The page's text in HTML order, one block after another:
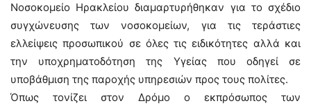
Νοσοκομείο Ηρακλείου διαμαρτυρήθηκαν για το σχέδιο
συγχώνευσης των νοσοκομείων, για τις τεράστιες
ελλείψεις προσωπικού σε όλες τις ειδικότητες αλλά και
την υποχρηματοδότηση της Υγείας που οδηγεί σε
υποβάθμιση της παροχής υπηρεσιών προς τους πολίτες.
Όπως τονίζει στον Δρόμο ο εκπρόσωπος των